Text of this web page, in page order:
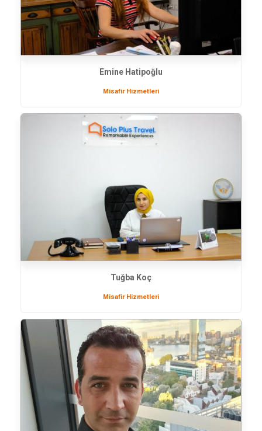
Emine Hatipoğlu
Misafir Hizmetleri
Tuğba Koç
Misafir Hizmetleri